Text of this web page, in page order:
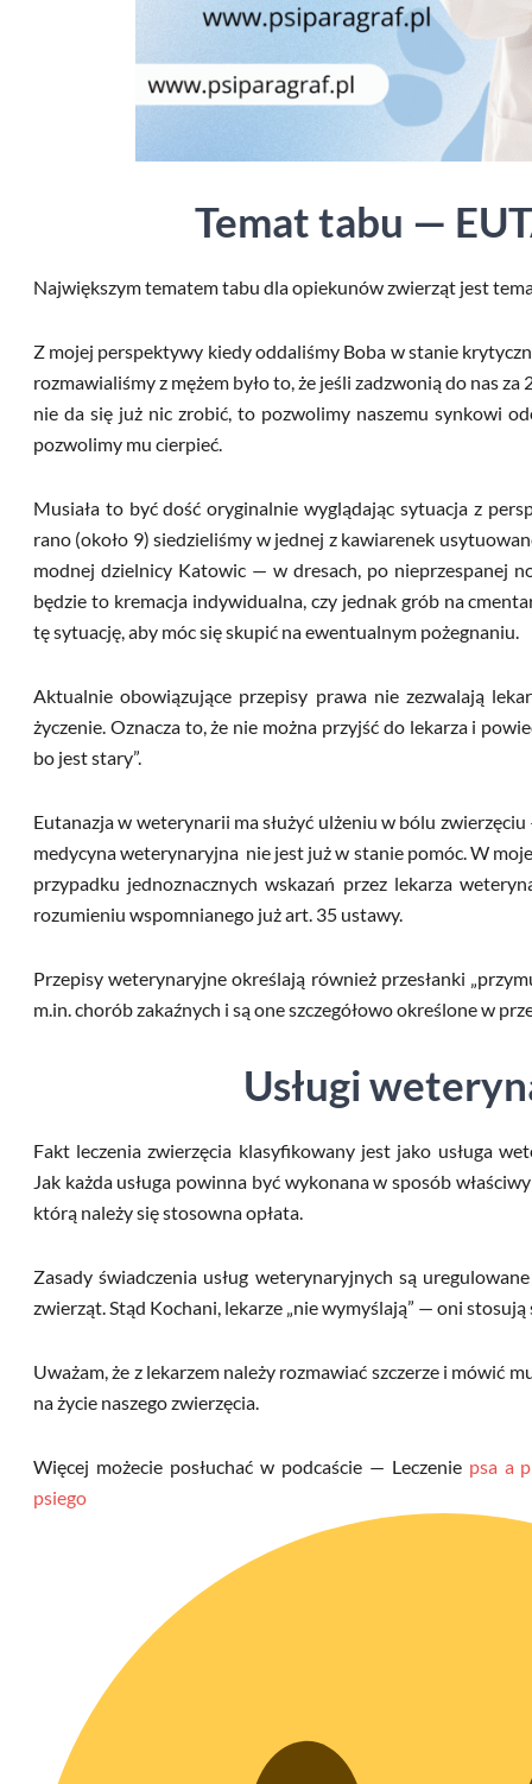
Temat tabu —
Największym tematem tabu dla opiekunów zwierząt jest
Z mojej perspektywy kiedy oddaliśmy Boba w stanie
rozmawialiśmy z mężem było to, że jeśli zadzwonią do nas
nie da się już nic zrobić, to pozwolimy naszemu synkowi
pozwolimy mu cierpieć.
Musiała to być dość oryginalnie wyglądając sytuacja z
rano (około 9) siedzieliśmy w jednej z kawiarenek
modnej dzielnicy Katowic — w dresach, po nieprzespanej
będzie to kremacja indywidualna, czy jednak grób na
tę sytuację, aby móc się skupić na ewentualnym pożegnaniu.
Aktualnie obowiązujące przepisy prawa nie zezwalają
życzenie. Oznacza to, że nie można przyjść do lekarza i
bo jest stary”.
Eutanazja w weterynarii ma służyć ulżeniu w bólu
medycyna weterynaryjna nie jest już w stanie pomóc. W
przypadku jednoznacznych wskazań przez lekarza
rozumieniu wspomnianego już art. 35 ustawy.
Przepisy weterynaryjne określają również przesłanki
m.in. chorób zakaźnych i są one szczegółowo określone w
Usługi
Fakt leczenia zwierzęcia klasyfikowany jest jako usługa
Jak każda usługa powinna być wykonana w sposób
którą należy się stosowna opłata.
Zasady świadczenia usług weterynaryjnych są
zwierząt. Stąd Kochani, lekarze „nie wymyślają” — oni
Uważam, że z lekarzem należy rozmawiać szczerze i mówić
na życie naszego zwierzęcia.
Więcej możecie posłuchać w podcaście — Leczeniepsa a
psiego